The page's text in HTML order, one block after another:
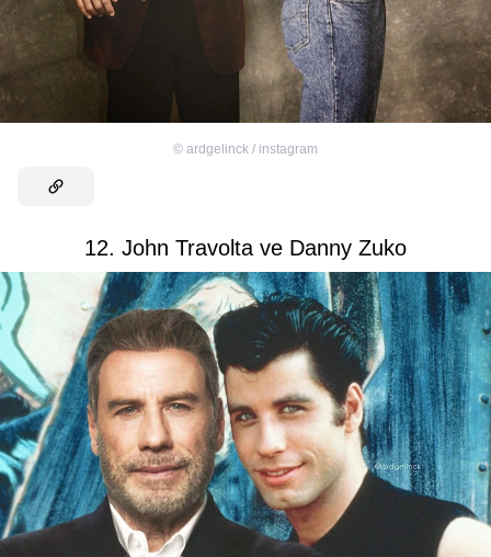
© ardgelinck / instagram
12. John Travolta ve Danny Zuko